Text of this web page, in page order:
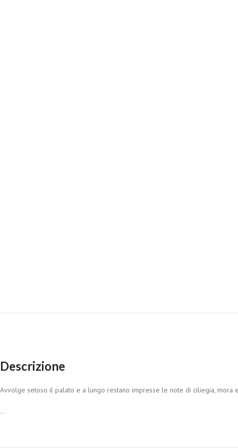
Descrizione
Avvolge setoso il palato e a lungo restano impresse le note di ciliegia, mora
...